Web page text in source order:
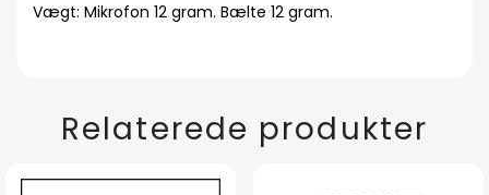
Vægt: Mikrofon 12 gram. Bælte 12 gram.
Relaterede produkter